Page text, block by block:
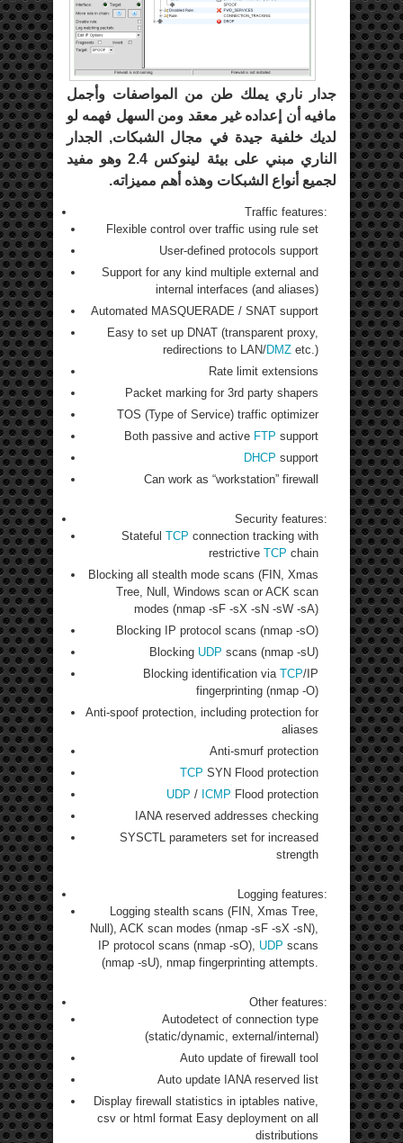
جدار ناري يملك طن من المواصفات وأجمل
مافيه أن إعداده غير معقد ومن السهل فهمه لو
لديك خلفية جيدة في مجال الشبكات, الجدار
الناري مبني على بيئة لينوكس 2.4 وهو مفيد
لجميع أنواع الشبكات وهذه أهم مميزاته.
Traffic features:
Flexible control over traffic using rule set
User-defined protocols support
Support for any kind multiple external and
internal interfaces (and aliases)
Automated MASQUERADE / SNAT support
Easy to set up DNAT (transparent proxy,
redirections to LAN/DMZ etc.)
Rate limit extensions
Packet marking for 3rd party shapers
TOS (Type of Service) traffic optimizer
Both passive and active FTP support
DHCP support
Can work as “workstation” firewall
Security features:
Stateful TCP connection tracking with
restrictive TCP chain
Blocking all stealth mode scans (FIN, Xmas
Tree, Null, Windows scan or ACK scan
modes (nmap -sF -sX -sN -sW -sA)
Blocking IP protocol scans (nmap -sO)
Blocking UDP scans (nmap -sU)
Blocking identification via TCP/IP
fingerprinting (nmap -O)
Anti-spoof protection, including protection for
aliases
Anti-smurf protection
TCP SYN Flood protection
UDP / ICMP Flood protection
IANA reserved addresses checking
SYSCTL parameters set for increased
strength
Logging features:
Logging stealth scans (FIN, Xmas Tree,
Null), ACK scan modes (nmap -sF -sX -sN),
IP protocol scans (nmap -sO), UDP scans
(nmap -sU), nmap fingerprinting attempts.
Other features:
Autodetect of connection type
(static/dynamic, external/internal)
Auto update of firewall tool
Auto update IANA reserved list
Display firewall statistics in iptables native,
csv or html format Easy deployment on all
distributions